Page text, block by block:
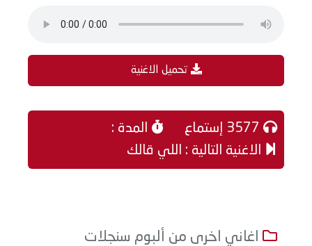
تحميل الاغنية
المدة :
الاغنية التالية : اللي قالك
اغاني اخرى من ألبوم سنجلات